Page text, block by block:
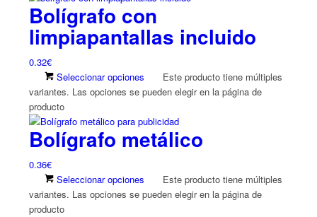
Bolígrafo con
limpiapantallas incluido
0.32€
Seleccionar opciones
Este producto tiene múltiples
variantes. Las opciones se pueden elegir en la página de
producto
Bolígrafo metálico
0.36€
Seleccionar opciones
Este producto tiene múltiples
variantes. Las opciones se pueden elegir en la página de
producto